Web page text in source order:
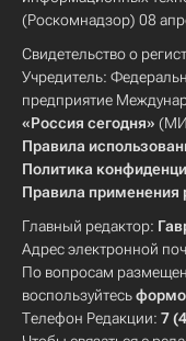
(Роскомнадзор) 08
Свидетельство о
Учредитель:
предприятие
«Россия сегодня»
Правила
Политика
Правила применения
Главный редактор:
Адрес электронной
По вопросам
воспользуйтесь
Телефон Редакции: 7